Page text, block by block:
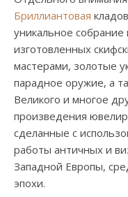
Бриллиантовая
уникальное собрание
изготовленных
мастерами, золотые
парадное оружие, а
Великого и многое
произведения
сделанные с
работы античных и
Западной Европы,
эпохи.